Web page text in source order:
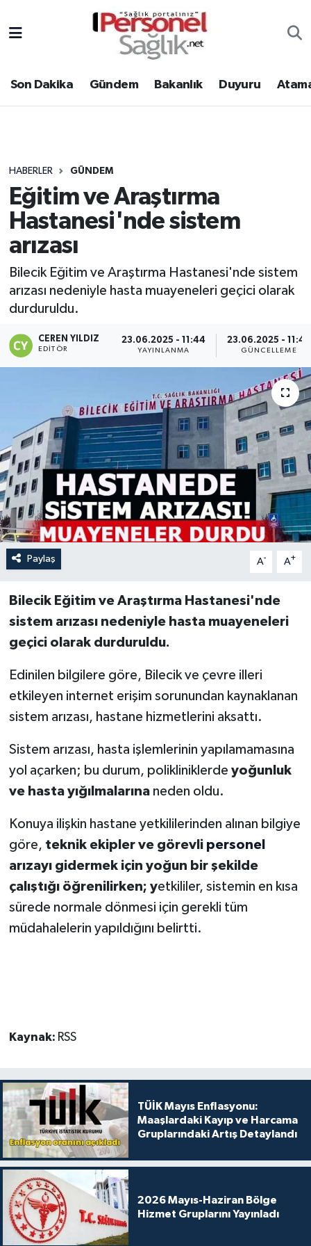
Son Dakika Gündem Bakanlık Duyuru
HABERLER GÜNDEM
Eğitim ve Araştırma
Hastanesi'nde sistem
arızası
Bilecik Eğitim ve Araştırma Hastanesi'nde sistem
arızası nedeniyle hasta muayeneleri geçici olarak
durduruldu.
CEREN YILDIZ
EDITÖR
23.06.2025 - 11:44
YAYINLANMA
23.06.2025 - 11:45
GÜNCELLEME
Paylaş A- A+
Bilecik Eğitim ve Araştırma Hastanesi'nde
sistem arızası nedeniyle hasta muayeneleri
geçici olarak durduruldu.
Edinilen bilgilere göre, Bilecik ve çevre illeri
etkileyen internet erişim sorunundan kaynaklanan
sistem arızası, hastane hizmetlerini aksattı.
Sistem arızası, hasta işlemlerinin yapılamamasına
yol açarken; bu durum, polikliniklerde yoğunluk
ve hasta yığılmalarınaneden oldu.
Konuya ilişkin hastane yetkililerinden alınan bilgiye
göre, teknik ekipler ve görevlipersonel
arızayı gidermek için yoğun bir şekilde
çalıştığı öğrenilirken; yetkililer, sistemin en kısa
sürede normale dönmesi için gerekli tüm
müdahalelerin yapıldığını belirtti.
Kaynak: RSS
TÜİK Mayıs Enflasyonu:
Maaşlardaki Kayıp ve Harcama
Gruplarındaki Artış Detaylandı
2026 Mayıs-Haziran Bölge
Hizmet Gruplarını Yayınladı
Gündem
Atamalar
Mevzuat
Sendika
Kpss - Sınav
Nöbetçi Eczaneler
Hava Durumu
Tüm Manşetler
Son Dakika Haberleri
Haber Arşivi